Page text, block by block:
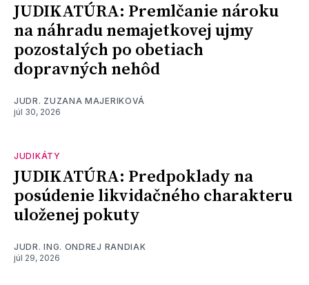
JUDIKATÚRA: Premlčanie nároku
na náhradu nemajetkovej ujmy
pozostalých po obetiach
dopravných nehôd
JUDR. ZUZANA MAJERIKOVÁ
júl 30, 2026
JUDIKÁTY
JUDIKATÚRA: Predpoklady na
posúdenie likvidačného charakteru
uloženej pokuty
JUDR. ING. ONDREJ RANDIAK
júl 29, 2026